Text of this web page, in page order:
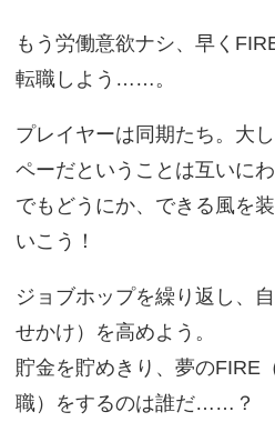
もう労働意欲ナシ、早く
転職しよう……。
プレイヤーは同期たち。大
ペーだということは互いにわ
でもどうにか、できる風を
いこう！
ジョブホップを繰り返し、
せかけ）を高めよう。
貯金を貯めきり、夢のFIRE
職）をするのは誰だ……？